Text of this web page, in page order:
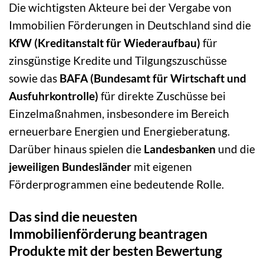
Die wichtigsten Akteure bei der Vergabe von
Immobilien Förderungen in Deutschland sind die
KfW (Kreditanstalt für Wiederaufbau) für
zinsgünstige Kredite und Tilgungszuschüsse
sowie das BAFA (Bundesamt für Wirtschaft und
Ausfuhrkontrolle) für direkte Zuschüsse bei
Einzelmaßnahmen, insbesondere im Bereich
erneuerbare Energien und Energieberatung.
Darüber hinaus spielen die Landesbanken und die
jeweiligen Bundesländer mit eigenen
Förderprogrammen eine bedeutende Rolle.
Das sind die neuesten
Immobilienförderung beantragen
Produkte mit der besten Bewertung